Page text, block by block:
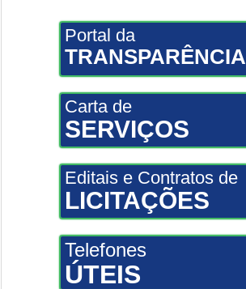
Portal da
TRANSPARÊNCIA
Carta de
SERVIÇOS
Editais e Contratos de
LICITAÇÕES
Telefones
ÚTEIS